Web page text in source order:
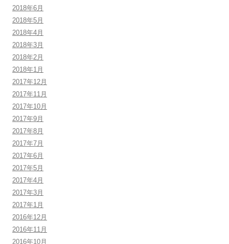
2018年6月
2018年5月
2018年4月
2018年3月
2018年2月
2018年1月
2017年12月
2017年11月
2017年10月
2017年9月
2017年8月
2017年7月
2017年6月
2017年5月
2017年4月
2017年3月
2017年1月
2016年12月
2016年11月
2016年10月